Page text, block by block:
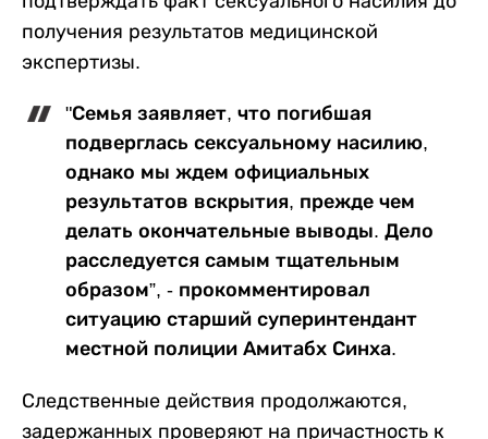
получения результатов медицинской
экспертизы.
"Семья заявляет, что погибшая
подверглась сексуальному насилию,
однако мы ждем официальных
результатов вскрытия, прежде чем
делать окончательные выводы. Дело
расследуется самым тщательным
образом”, - прокомментировал
ситуацию старший суперинтендант
местной полиции Амитабх Синха.
Следственные действия продолжаются,
задержанных проверяют на причастность к